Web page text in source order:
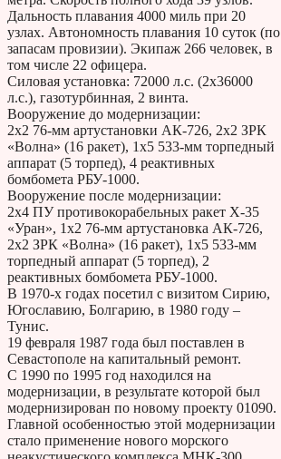
Дальность плавания 4000 миль при 20
узлах. Автономность плавания 10 суток (по
запасам провизии). Экипаж 266 человек, в
том числе 22 офицера.
Силовая установка: 72000 л.с. (2х36000
л.с.), газотурбинная, 2 винта.
Вооружение до модернизации:
2х2 76-мм артустановки АК-726, 2х2 ЗРК
«Волна» (16 ракет), 1х5 533-мм торпедный
аппарат (5 торпед), 4 реактивных
бомбомета РБУ-1000.
Вооружение после модернизации:
2х4 ПУ противокорабельных ракет Х-35
«Уран», 1х2 76-мм артустановка АК-726,
2х2 ЗРК «Волна» (16 ракет), 1х5 533-мм
торпедный аппарат (5 торпед), 2
реактивных бомбомета РБУ-1000.
В 1970-х годах посетил с визитом Сирию,
Югославию, Болгарию, в 1980 году –
Тунис.
19 февраля 1987 года был поставлен в
Севастополе на капитальный ремонт.
С 1990 по 1995 год находился на
модернизации, в результате которой был
модернизирован по новому проекту 01090.
Главной особенностью этой модернизации
стало применение нового морского